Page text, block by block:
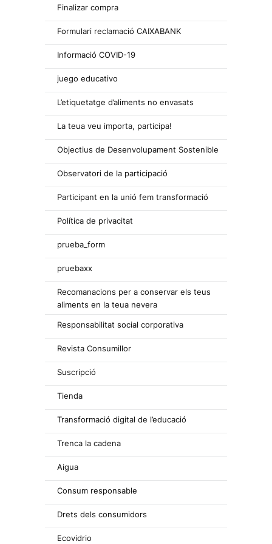
Finalizar compra
Formulari reclamació CAIXABANK
Informació COVID-19
juego educativo
L’etiquetatge d’aliments no envasats
La teua veu importa, participa!
Objectius de Desenvolupament Sostenible
Observatori de la participació
Participant en la unió fem transformació
Política de privacitat
prueba_form
pruebaxx
Recomanacions per a conservar els teus
aliments en la teua nevera
Responsabilitat social corporativa
Revista Consumillor
Suscripció
Tienda
Transformació digital de l’educació
Trenca la cadena
Aigua
Consum responsable
Drets dels consumidors
Ecovidrio